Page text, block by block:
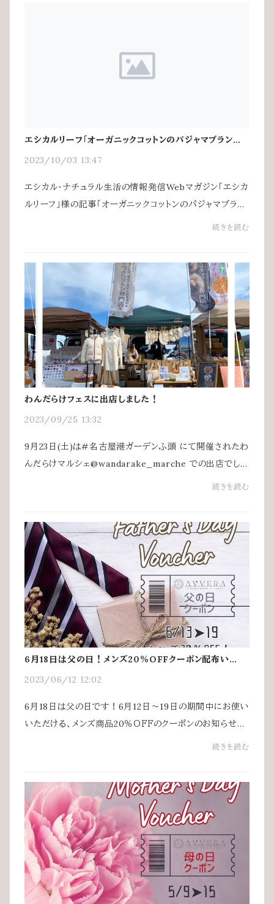
エシカルリーフ「オーガニックコットンのパジャマブランド9
2023/10/03 13:47
エシカル・ナチュラル生活の情報発信Webマガジン「エシカ
ルリーフ」様の記事「オーガニックコットンのパジャマブラン
ド９選」にて、AVVERAのアルティメイトピマパジャマを紹介
続きを読む
わんだらけフェスに出店しました！
2023/09/25 13:32
9月23日(土)は#名古屋港ガーデンふ頭 にて開催されたわ
んだらけマルシェ@wandarake_marche での出店でし
た。名古屋でも多くの方にお手に取って頂きました❤お買い
続きを読む
6月18日は父の日！メンズ20％OFFクーポン配布いたし
2023/06/12 12:02
6月18日は父の日です！6月12日～19日の期間中にお使い
いただける、メンズ商品20％ＯＦＦのクーポンのお知らせで
す。お会計の際にクーポンコード【J9TGAEYL】を入力して
続きを読む